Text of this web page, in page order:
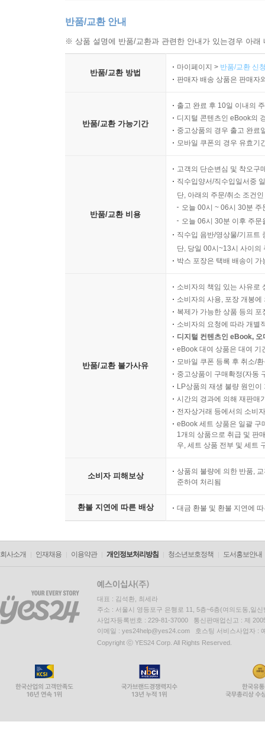
반품/교환 안내
※ 상품 설명에 반품/교환과 관련한 안내가 있는경우 아
반품/교환 방법
마이페이지 > 반품/교환 신
판매자 배송 상품은 판매자
반품/교환 가능기간
출고 완료 후 10일 이내의
디지털 콘텐츠인 eBook의
중고상품의 경우 출고 완료
모바일 쿠폰의 경우 유효기
반품/교환 비용
고객의 단순변심 및 착오구
직수입양서/직수입일서중
단, 아래의 주문/취소 조건
오늘 00시 ~ 06시 30분
오늘 06시 30분 이후 주
직수입 음반/영상물/기프트
단, 당일 00시~13시 사이의
박스 포장은 택배 배송이
반품/교환 불가사유
소비자의 책임 있는 사유로
소비자의 사용, 포장 개봉
복제가 가능한 상품 등의
소비자의 요청에 따라 개별
디지털 컨텐츠인 eBook,
eBook 대여 상품은 대여 기
모바일 쿠폰 등록 후 취소/
중고상품이 구매확정(자동
LP상품의 재생 불량 원인
시간의 경과에 의해 재판매
전자상거래 등에서의 소비
eBook 세트 상품은 일괄 구
1개의 상품으로 취급 및 판
우, 세트 상품 전부 및 세트
소비자 피해보상
상품의 불량에 의한 반품,
준하여 처리됨
환불 지연에 따른 배상 대금 환불 및 환불 지연에
회사소개 인재채용 이용약관 개인정보처리방침 청소년보호정책 도서홍보안내
대표 : 김석환, 최세라
주소 : 서울시 영등포구 은행로 11, 5층~6층(여의도동,일신
사업자등록번호 : 229-81-37000 통신판매업신고 : 제
이메일 : yes24help@yes24.com 호스팅 서비스사업자 :
Copyright ⓒ YES24 Corp. All Rights Reserved.